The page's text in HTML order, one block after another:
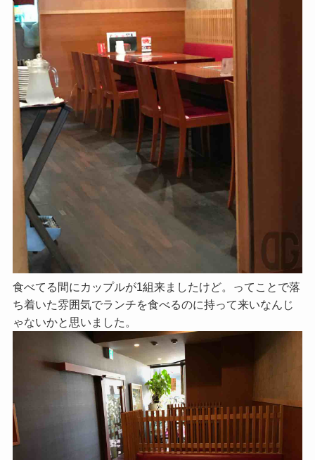
食べてる間にカップルが1組来ましたけど。ってことで落
ち着いた雰囲気でランチを食べるのに持って来いなんじ
ゃないかと思いました。